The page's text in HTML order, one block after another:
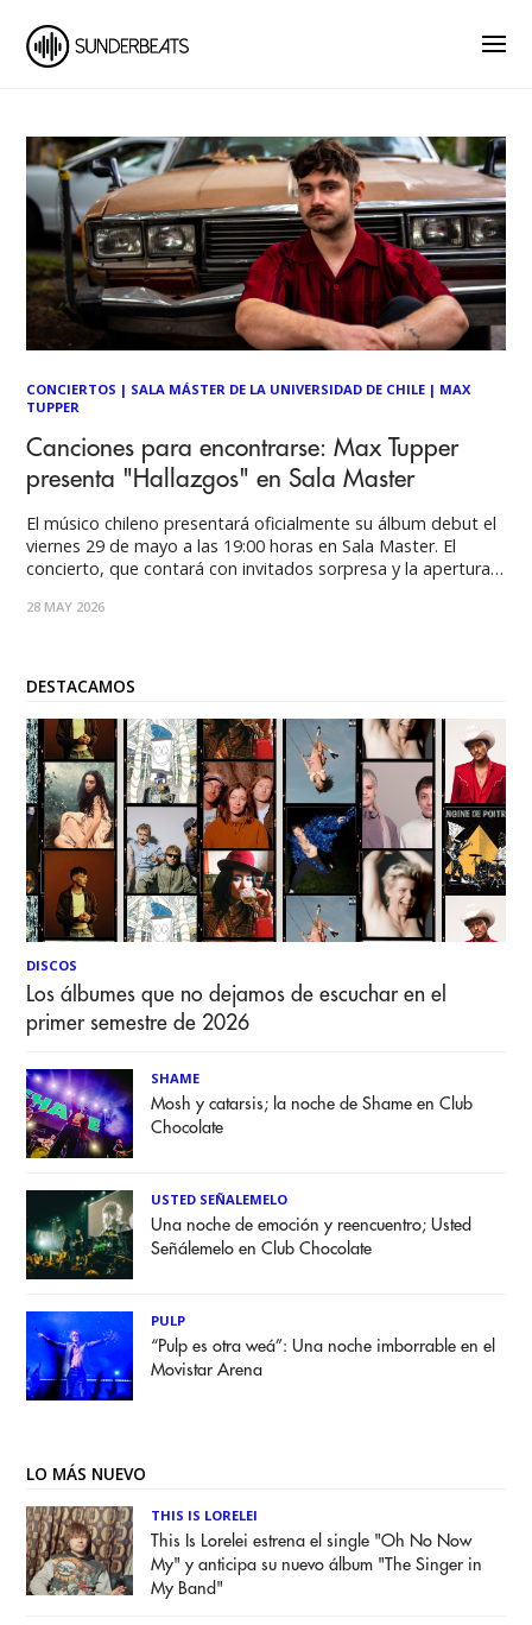
CONCIERTOS | SALA MÁSTER DE LA UNIVERSIDAD DE CHILE | MAX
TUPPER
Canciones para encontrarse: Max Tupper
presenta "Hallazgos" en Sala Master
El músico chileno presentará oficialmente su álbum debut el
viernes 29 de mayo a las 19:00 horas en Sala Master. El
concierto, que contará con invitados sorpresa y la apertura
como aprendizaje, la música como brújula personal y el
28 MAY 2026
DESTACAMOS
DISCOS
Los álbumes que no dejamos de escuchar en el
primer semestre de 2026
SHAME
Mosh y catarsis; la noche de Shame en Club
Chocolate
USTED SEÑALEMELO
Una noche de emoción y reencuentro; Usted
Señálemelo en Club Chocolate
PULP
“Pulp es otra weá”: Una noche imborrable en el
Movistar Arena
LO MÁS NUEVO
THIS IS LORELEI
This Is Lorelei estrena el single "Oh No Now
My" y anticipa su nuevo álbum "The Singer in
My Band"